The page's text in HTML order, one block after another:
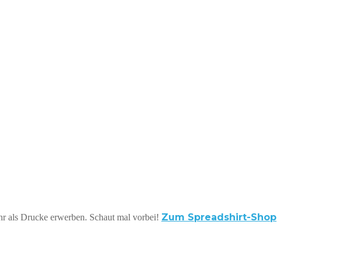
als Drucke erwerben. Schaut mal vorbei! Zum Spreadshirt-Shop